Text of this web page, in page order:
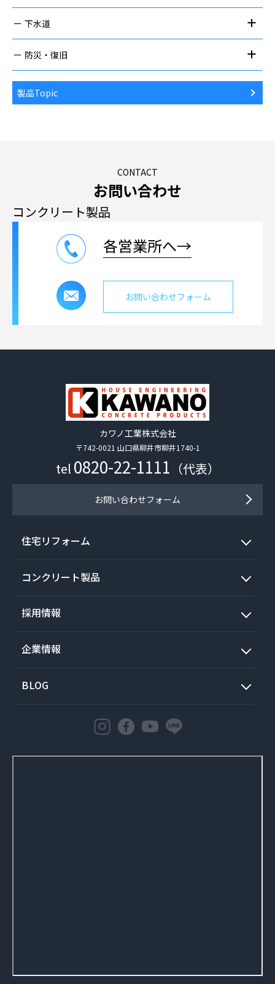
下水道
防災・復旧
製品Topic
CONTACT
お問い合わせ
コンクリート製品
各営業所へ→
お問い合わせフォーム
カワノ工業株式会社
〒742-0021 山口県柳井市柳井1740-1
tel 0820-22-1111 （代表）
お問い合わせフォーム
住宅リフォーム
コンクリート製品
採用情報
企業情報
BLOG